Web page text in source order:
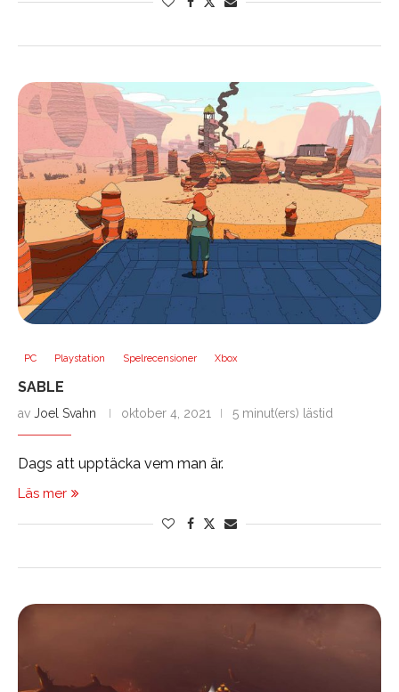
PC Playstation Spelrecensioner Xbox
SABLE
av Joel Svahn oktober 4, 2021 5 minut(ers) lästid
Dags att upptäcka vem man är.
Läs mer